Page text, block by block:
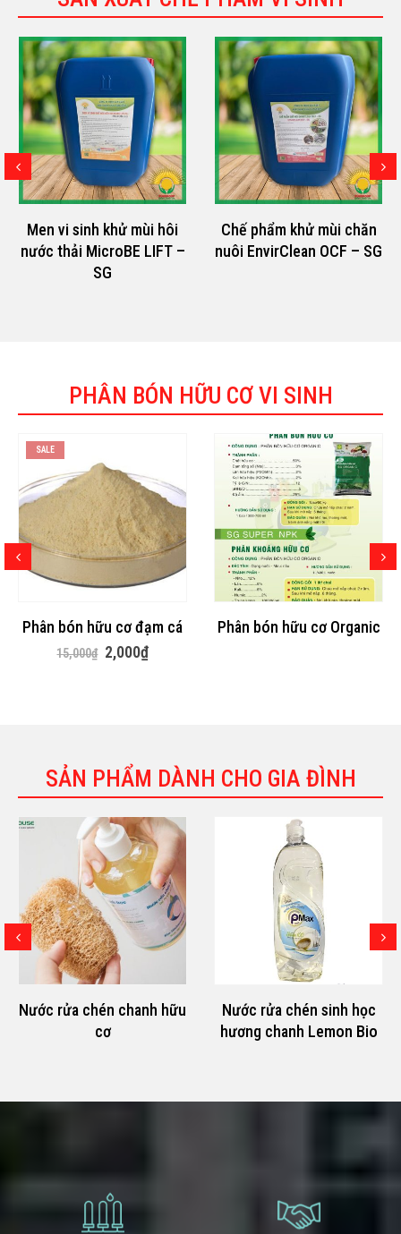
Men vi sinh khử mùi hôi
nước thải MicroBE LIFT –
SG
Chế phẩm khử mùi chăn
nuôi EnvirClean OCF – SG
PHÂN BÓN HỮU CƠ VI SINH
SALE
Phân bón hữu cơ đạm cá
15,000₫ Giá
gốc
2,000₫Giá
Phân bón hữu cơ Organic
SẢN PHẨM DÀNH CHO GIA ĐÌNH
Nước rửa chén chanh hữu
cơ
Nước rửa chén sinh học
hương chanh Lemon Bio